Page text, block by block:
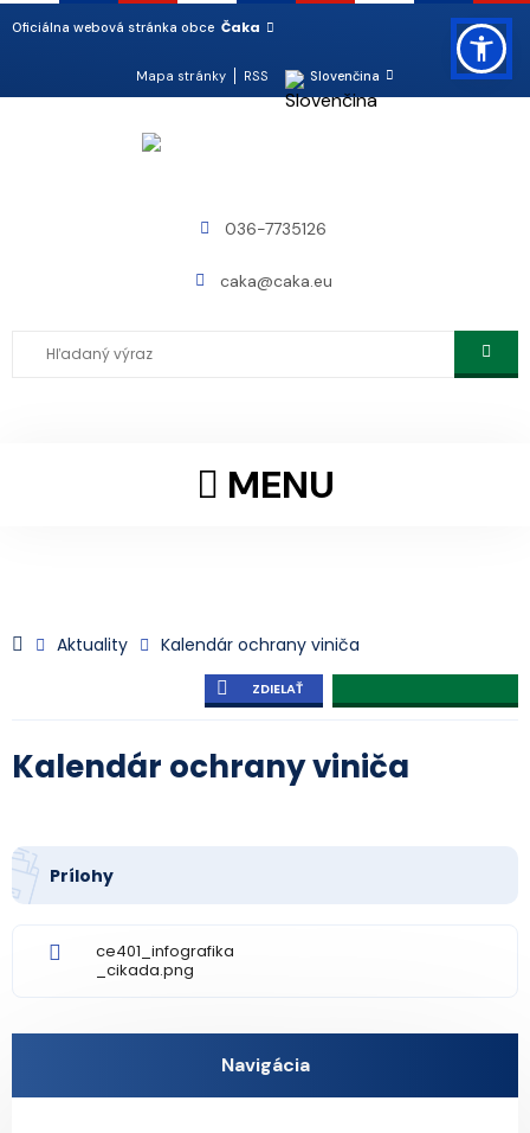
Oficiálna webová stránka obce Čaka
Mapa stránky RSS Slovenčina
036-7735126
caka@caka.eu
MENU
Aktuality Kalendár ochrany viniča
ZDIELAŤ
Kalendár ochrany viniča
Prílohy
ce401_infografika
_cikada.png
Navigácia